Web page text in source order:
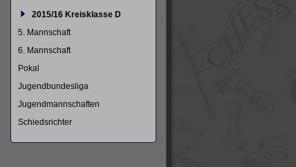
2015/16 Kreisklasse D
5. Mannschaft
6. Mannschaft
Pokal
Jugendbundesliga
Jugendmannschaften
Schiedsrichter